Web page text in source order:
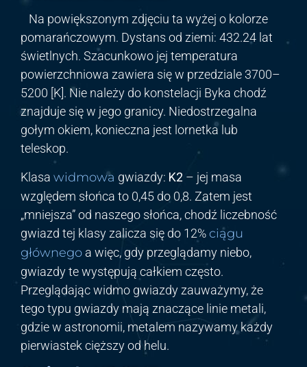
Na powiększonym zdjęciu ta wyżej o kolorze
pomarańczowym. Dystans od ziemi: 432.24 lat
świetlnych. Szacunkowo jej temperatura
powierzchniowa zawiera się w przedziale 3700–
5200 [K]. Nie należy do konstelacji Byka chodź
znajduje się w jego granicy. Niedostrzegalna
gołym okiem, konieczna jest lornetka lub
teleskop.
Klasa widmowa gwiazdy: K2 – jej masa
względem słońca to 0,45 do 0,8. Zatem jest
„mniejsza” od naszego słońca, chodź liczebność
gwiazd tej klasy zalicza się do 12% ciągu
głównego a więc, gdy przeglądamy niebo,
gwiazdy te występują całkiem często.
Przeglądając widmo gwiazdy zauważymy, że
tego typu gwiazdy mają znaczące linie metali,
gdzie w astronomii, metalem nazywamy każdy
pierwiastek cięższy od helu.